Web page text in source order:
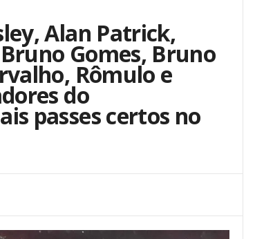
Alan Patrick,
Gomes, Bruno
Rômulo e
do
passes certos no